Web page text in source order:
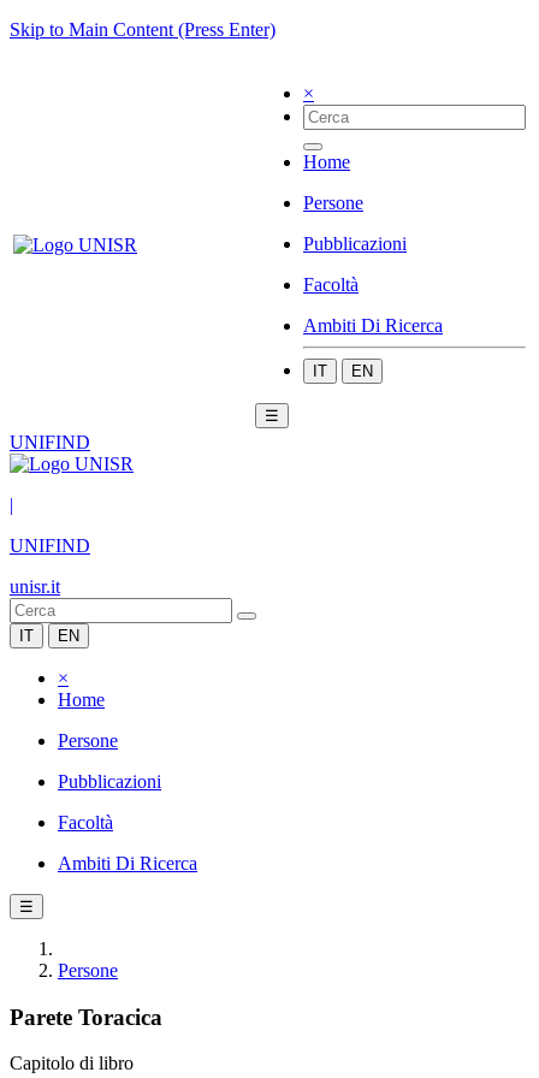
Skip to Main Content (Press Enter)
×
Home
Persone
Pubblicazioni
Facoltà
Ambiti Di Ricerca
IT EN
☰
UNIFIND
|
UNIFIND
unisr.it
IT EN
×
Home
Persone
Pubblicazioni
Facoltà
Ambiti Di Ricerca
☰
Persone
Parete Toracica
Capitolo di libro